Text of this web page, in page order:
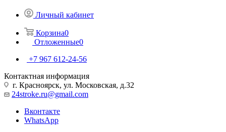
Личный кабинет
Корзина0
Отложенные0
+7 967 612-24-56
Контактная информация
г. Красноярск, ул. Московская, д.32
24stroke.ru@gmail.com
Вконтакте
WhatsApp